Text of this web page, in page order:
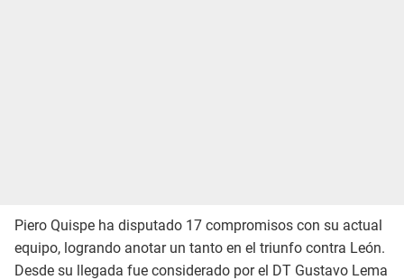
Piero Quispe ha disputado 17 compromisos con su actual
equipo, logrando anotar un tanto en el triunfo contra León.
Desde su llegada fue considerado por el DT Gustavo Lema